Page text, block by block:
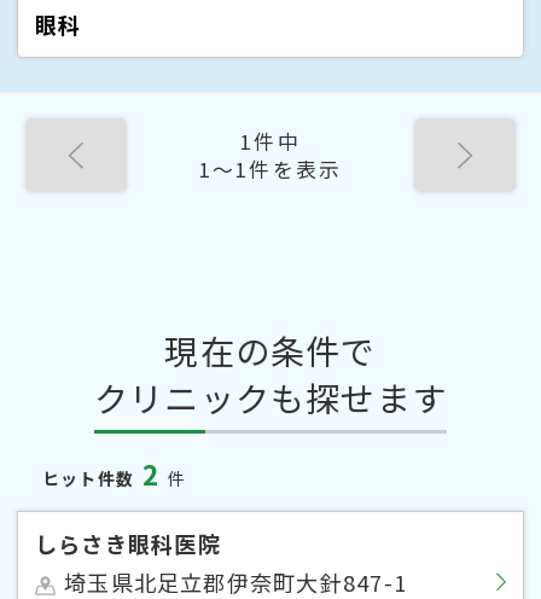
眼科
1件中
1〜1件を表示
現在の条件で
クリニックも探せます
ヒット件数 2 件
しらさき眼科医院
埼玉県北足立郡伊奈町大針847-1